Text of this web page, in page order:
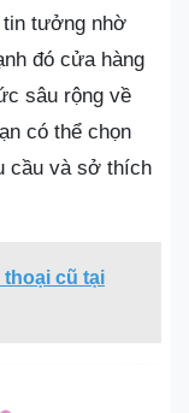
tưởng nhờ
đó cửa hàng
sâu rộng về
có thể chọn
cầu và sở thích
cũ tại